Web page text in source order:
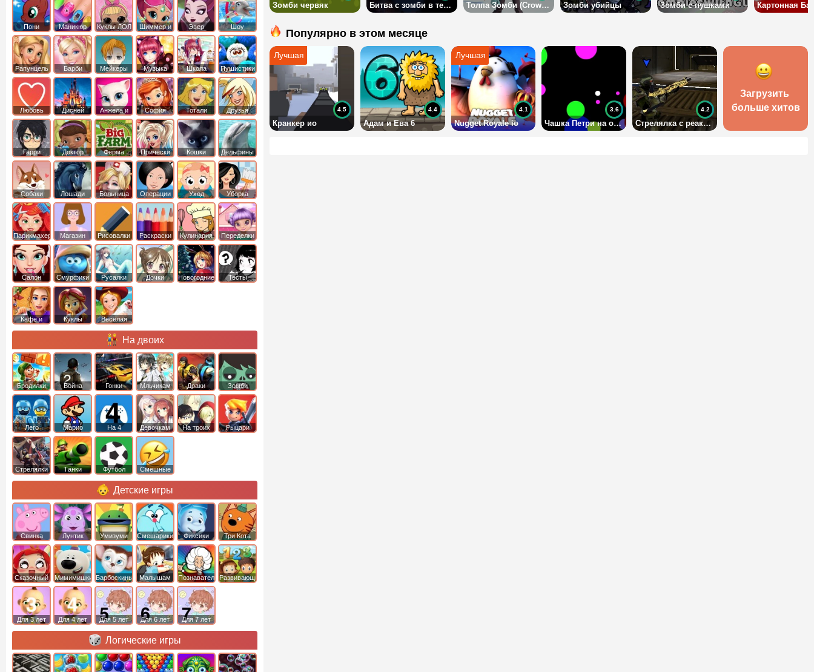
Зомби червяк Битва с зомби в темноте Толпа Зомби (Crowd City 3 io) Зомби убийцы Зомби с пушками
Популярно в этом месяце
Кранкер ио
4.5
Адам и Ева 6
4.4
Nugget Royale io
4.1
Чашка Петри на одного
3.6
Стрелялка с реактивным ранцем
4.2
Загрузить
больше хитов
Пони
креатор
Маникюр Куклы ЛОЛ
Шиммер и
Шайн
Эвер
Афтер Хай
Шоу
дельфинов
Рапунцель Барби Мейкеры Музыка Школа Пушистики
Любовь Дисней
Анжела и
том
София
Прекрасная
Тотали
Спайс
Друзья
ангелов
Гарри
Поттер
Доктор
Плюшева
Ферма Прически Кошки Дельфины
Собаки Лошади Больница Операции Уход Уборка
Парикмахер Магазин Рисовалки Раскраски Кулинария Переделки
Салон Смурфики Русалки Дочки Новогодние Тесты
Кафе и
Куклы
Веселая
На двоих
Бродилки Война Гонки Мльчикам Драки Зомби
Лего Марио На 4 Девочкам На троих Рыцари
Стрелялки Танки Футбол Смешные
Детские игры
Свинка
Пеппа
Лунтик Умизуми Смешарики Фиксики Три Кота
Сказочный
патруль
Мимимишки Барбоскины Малышам ПознавательныеРазвивающие
Для 3 лет Для 4 лет Для 5 лет Для 6 лет Для 7 лет
Логические игры